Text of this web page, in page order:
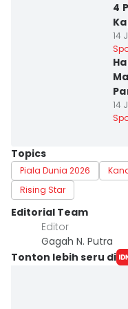
4
14
14
Topics
Piala Dunia 2026
Rising Star
Editorial Team
Editor
Gagah N. Putra
Tonton lebih seru di